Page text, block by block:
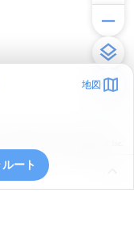
地図
ルート